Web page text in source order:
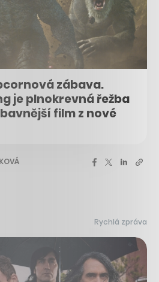
zábava.
je plnokrevná řežba
film z nové
Rychlá zpráva